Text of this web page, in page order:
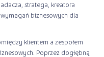
stratega, kreatora
biznesowych dla
klientem a zespołem
Poprzez dogłębną